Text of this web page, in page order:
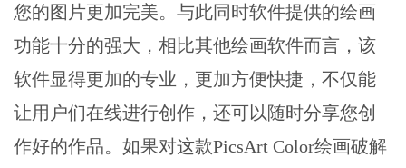
您的图片更加完美。与此同时软件提供的绘画
功能十分的强大，相比其他绘画软件而言，该
软件显得更加的专业，更加方便快捷，不仅能
让用户们在线进行创作，还可以随时分享您创
作好的作品。如果对这款PicsArt Color绘画破解